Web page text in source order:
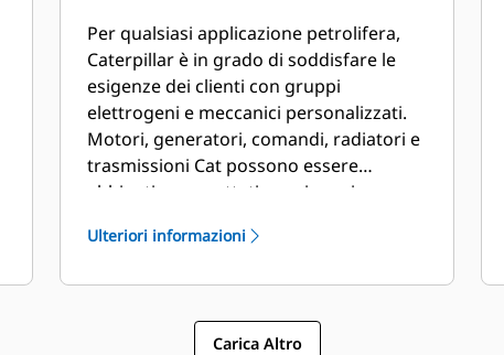
Per qualsiasi applicazione petrolifera,
Caterpillar è in grado di soddisfare le
esigenze dei clienti con gruppi
elettrogeni e meccanici personalizzati.
Motori, generatori, comandi, radiatori e
trasmissioni Cat possono essere
abbinati e progettati su misura in
per creare soluzioni uniche. I pacchetti
una garanzia di un anno dalla messa in
Ulteriori informazioni
Carica Altro